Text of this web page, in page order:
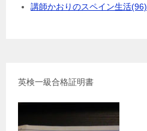
講師かおりのスペイン生活(96)
英検一級合格証明書